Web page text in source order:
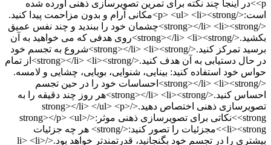
<p>در اینجا چند نکته برای تمرین تصویرسازی ذهنی آورده شده
است:</p> <ul> <li><strong>مکانی آرام و بدون مزاحمت پیدا کنید.
</strong></li> <li><strong>چشمان خود را ببندید و چند نفس عمیق
بکشید.</strong></li> <li><strong>روی هدفی که می خواهید به آن
برسید تمرکز کنید.</strong></li> <li><strong>شروع به تجسم خود
در حال دستیابی به آن هدف کنید.</strong></li> <li><strong>از تمام
حواس خود استفاده کنید: بینایی، شنوایی، بویایی، چشایی و لامسه.
</strong></li> <li><strong>احساسات خود را در حین تجسم
احساس کنید.</strong></li> <li><strong>هر روز چند دقیقه را به
تصویرسازی ذهنی اختصاص دهید.</strong></li> </ul> <p>
<strong>نکاتی برای تصویرسازی ذهنی موثر:</strong></p> <ul>
<li><strong>مجزئیات را تصور کنید:</strong> هر چه جزئیات
بیشتری را در تجسم خود بگنجانید، قدرتمندتر خواهد بود.</li> <li>